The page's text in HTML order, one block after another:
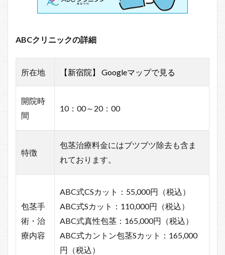
ABCクリニックの詳細
所在地 【新宿院】 Googleマップで見る
開院時
間
10：00～20：00
特徴
包茎治療料金にはブツブツ除去も含ま
れております。
包茎手
術・治
療内容
ABC式CSカット：55,000円（税込）
ABC式Sカット：110,000円（税込）
ABC式真性包茎：165,000円（税込）
ABC式カントン包茎Sカット：165,000
円（税込）